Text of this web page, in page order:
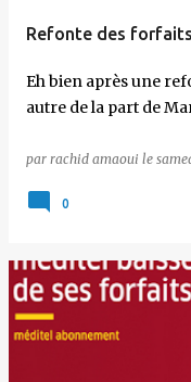
Refonte des
Eh bien après une
autre de la part de
par rachid amaoui le
0